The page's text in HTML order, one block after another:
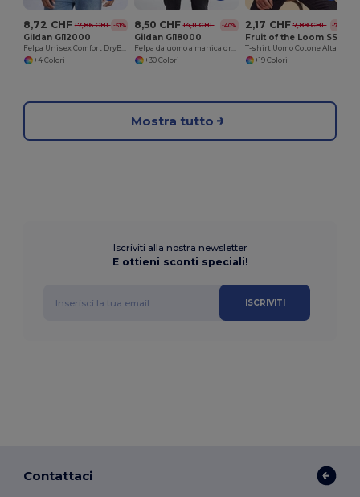
8,72 CHF 17,86 CHF -51%
Gildan GI12000
Felpa Unisex Comfort DryBlend Performance
+4 Colori
8,50 CHF 14,11 CHF -40%
Gildan GI18000
Felpa da uomo a manica dritta
+30 Colori
2,17 CHF 7,89 CHF -72%
+19 Colori
Mostra tutto
Iscriviti alla nostra newsletter
E ottieni sconti speciali!
ISCRIVITI
Contattaci